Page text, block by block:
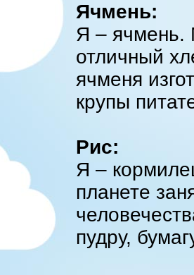
Ячмень:
Я – ячмень.
отличный
ячменя
крупы
Рис:
Я –
планете
пудру,